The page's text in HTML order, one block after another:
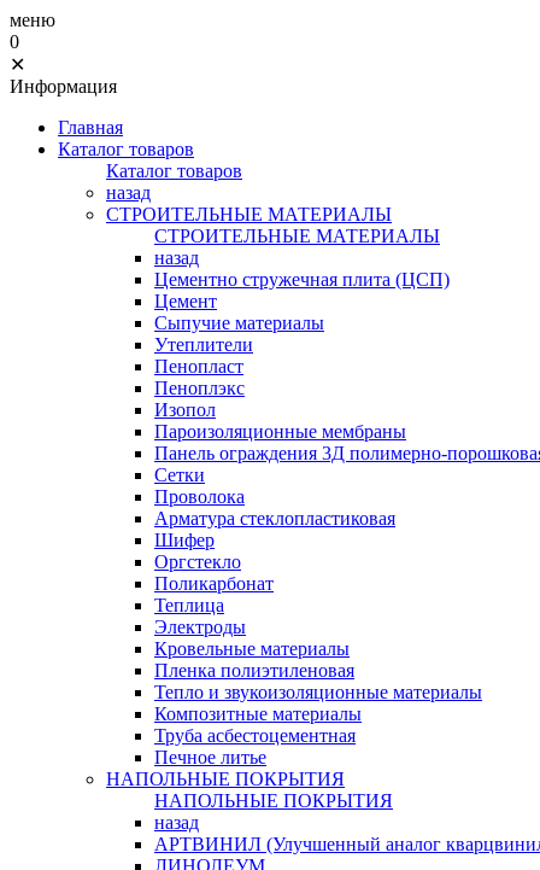
меню
0
✕
Информация
Главная
Каталог товаров
Каталог товаров
назад
СТРОИТЕЛЬНЫЕ МАТЕРИАЛЫ
СТРОИТЕЛЬНЫЕ МАТЕРИАЛЫ
назад
Цементно стружечная плита (ЦСП)
Цемент
Сыпучие материалы
Утеплители
Пенопласт
Пеноплэкс
Изопол
Пароизоляционные мембраны
Панель ограждения 3Д полимерно-
Сетки
Проволока
Арматура стеклопластиковая
Шифер
Оргстекло
Поликарбонат
Теплица
Электроды
Кровельные материалы
Пленка полиэтиленовая
Тепло и звукоизоляционные материалы
Композитные материалы
Труба асбестоцементная
Печное литье
НАПОЛЬНЫЕ ПОКРЫТИЯ
НАПОЛЬНЫЕ ПОКРЫТИЯ
назад
АРТВИНИЛ (Улучшенный аналог
ЛИНОЛЕУМ